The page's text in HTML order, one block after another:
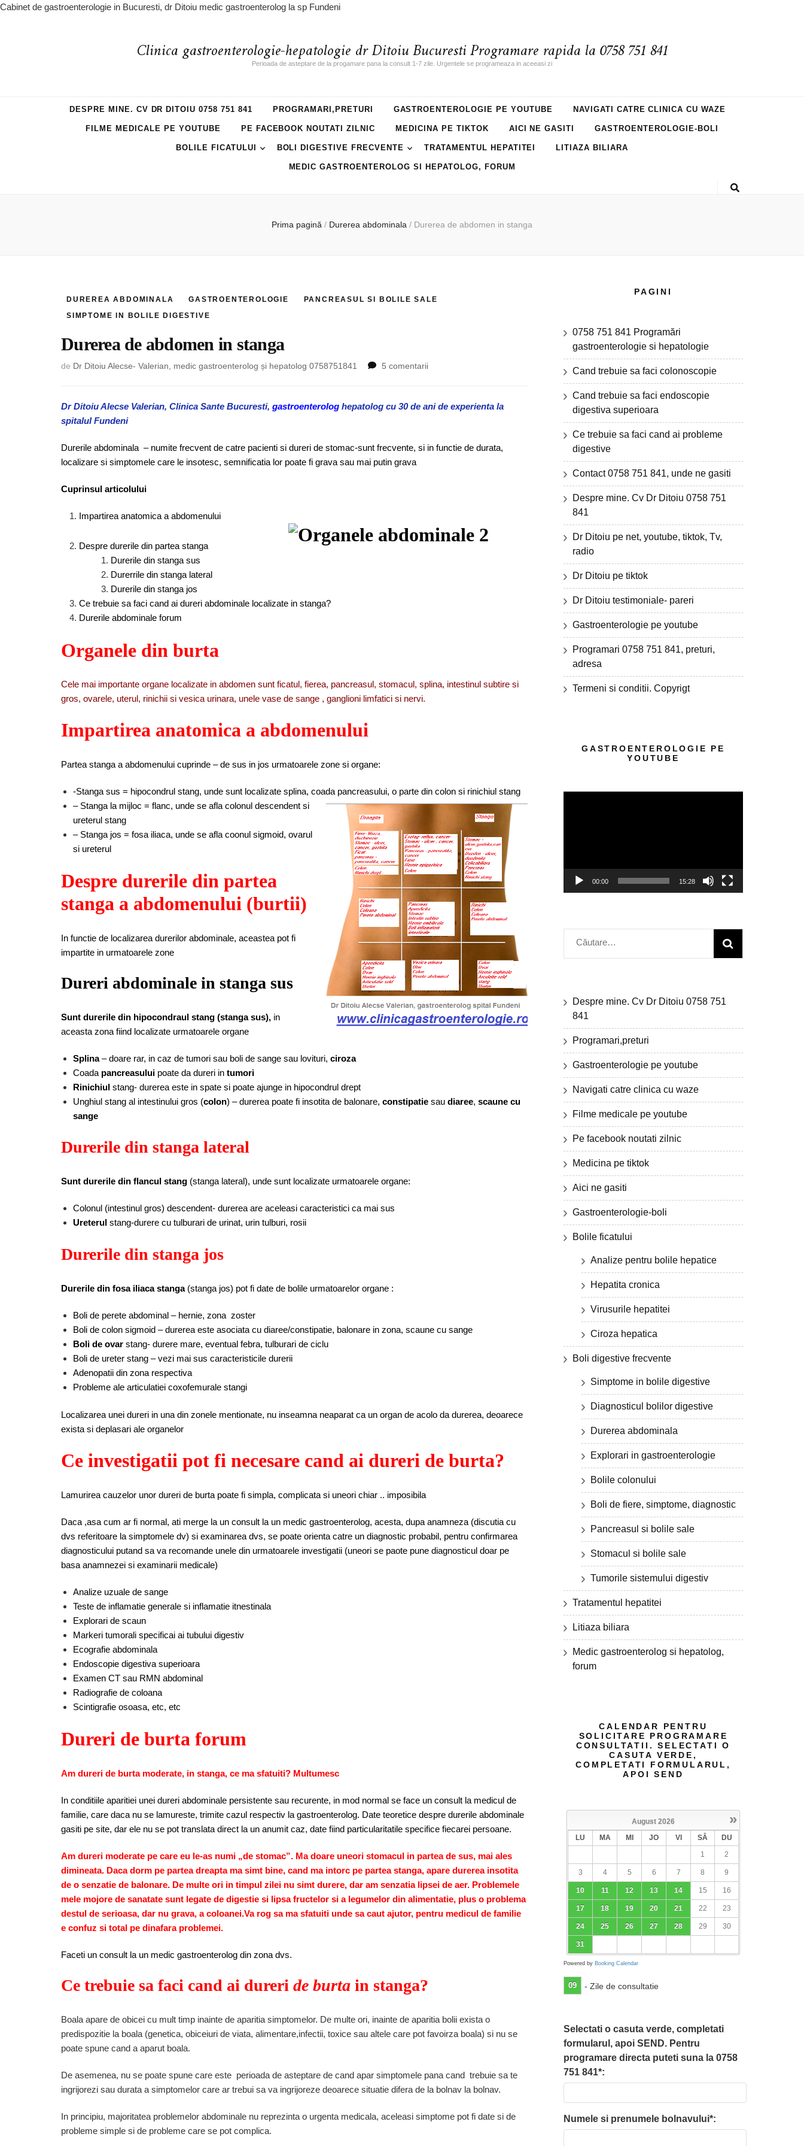
Cabinet de gastroenterologie in Bucuresti, dr Ditoiu medic gastroenterolog la sp Fundeni
Clinica gastroenterologie-hepatologie dr Ditoiu Bucuresti Programare rapida la 0758 751 841
Perioada de asteptare de la progamare pana la consult 1-7 zile. Urgentele se programeaza in aceeasi zi
DESPRE MINE. CV DR DITOIU 0758 751 841 PROGRAMARI,PRETURI GASTROENTEROLOGIE PE YOUTUBE NAVIGATI CATRE CLINICA CU WAZE
FILME MEDICALE PE YOUTUBE PE FACEBOOK NOUTATI ZILNIC MEDICINA PE TIKTOK AICI NE GASITI GASTROENTEROLOGIE-BOLI
BOLILE FICATULUI BOLI DIGESTIVE FRECVENTE TRATAMENTUL HEPATITEI LITIAZA BILIARA
MEDIC GASTROENTEROLOG SI HEPATOLOG, FORUM
Prima pagină / Durerea abdominala / Durerea de abdomen in stanga
DUREREA ABDOMINALA GASTROENTEROLOGIE
PANCREASUL SI BOLILE SALE
SIMPTOME IN BOLILE DIGESTIVE
Durerea de abdomen in stanga
de Dr Ditoiu Alecse- Valerian, medic gastroenterolog și hepatolog 0758751841 5 comentariila
abdomen
Dr Ditoiu Alecse Valerian, Clinica Sante Bucuresti, gastroenterolog hepatolog cu 30 de ani de experienta la
spitalul Fundeni
Durerile abdominala – numite frecvent de catre pacienti si dureri de stomac-sunt frecvente, si in functie de durata,
localizare si simptomele care le insotesc, semnificatia lor poate fi grava sau mai putin grava
Cuprinsul articolului
Impartirea anatomica a abdomenului
Despre durerile din partea stanga
Durerile din stanga sus
Durerrile din stanga lateral
Durerile din stanga jos
Ce trebuie sa faci cand ai dureri abdominale localizate in stanga?
Durerile abdominale forum
Organele din burta
Cele mai importante organe localizate in abdomen sunt ficatul, fierea, pancreasul, stomacul, splina, intestinul subtire si
gros, ovarele, uterul, rinichii si vesica urinara, unele vase de sange , ganglioni limfatici si nervi.
Impartirea anatomica a abdomenului
Partea stanga a abdomenului cuprinde – de sus in jos urmatoarele zone si organe:
-Stanga sus = hipocondrul stang, unde sunt localizate splina, coada pancreasului, o parte din colon si rinichiul stang
– Stanga la mijloc = flanc, unde se afla colonul descendent si
ureterul stang
– Stanga jos = fosa iliaca, unde se afla coonul sigmoid, ovarul
si ureterul
Despre durerile din partea
stanga a abdomenului (burtii)
In functie de localizarea durerilor abdominale, aceastea pot fi
impartite in urmatoarele zone
Dureri abdominale in stanga sus
Sunt durerile din hipocondraul stang (stanga sus), in
aceasta zona fiind localizate urmatoarele organe
Splina– doare rar, in caz de tumori sau boli de sange sau lovituri, ciroza
Coada pancreasului poate da dureri in tumori
Rinichiul stang- durerea este in spate si poate ajunge in hipocondrul drept
Unghiul stang al intestinului gros (colon) – durerea poate fi insotita de balonare, constipatie sau diaree, scaune cu
sange
Durerile din stanga lateral
Sunt durerile din flancul stang (stanga lateral), unde sunt localizate urmatoarele organe:
Colonul (intestinul gros) descendent- durerea are aceleasi caracteristici ca mai sus
Ureterul stang-durere cu tulburari de urinat, urin tulburi, rosii
Durerile din stanga jos
Durerile din fosa iliaca stanga(stanga jos) pot fi date de bolile urmatoarelor organe :
Boli de perete abdominal – hernie, zona zoster
Boli de colon sigmoid – durerea este asociata cu diaree/constipatie, balonare in zona, scaune cu sange
Boli de ovar stang- durere mare, eventual febra, tulburari de ciclu
Boli de ureter stang – vezi mai sus caracteristicile durerii
Adenopatii din zona respectiva
Probleme ale articulatiei coxofemurale stangi
Localizarea unei dureri in una din zonele mentionate, nu inseamna neaparat ca un organ de acolo da durerea, deoarece
exista si deplasari ale organelor
Ce investigatii pot fi necesare cand ai dureri de burta?
Lamurirea cauzelor unor dureri de burta poate fi simpla, complicata si uneori chiar .. imposibila
Daca ,asa cum ar fi normal, ati merge la un consult la un medic gastroenterolog, acesta, dupa anamneza (discutia cu
dvs referitoare la simptomele dv) si examinarea dvs, se poate orienta catre un diagnostic probabil, pentru confirmarea
diagnosticului putand sa va recomande unele din urmatoarele investigatii (uneori se paote pune diagnosticul doar pe
basa anamnezei si examinarii medicale)
Analize uzuale de sange
Teste de inflamatie generale si inflamatie itnestinala
Explorari de scaun
Markeri tumorali specificai ai tubului digestiv
Ecografie abdominala
Endoscopie digestiva superioara
Examen CT sau RMN abdominal
Radiografie de coloana
Scintigrafie osoasa, etc, etc
Dureri de burta forum
Am dureri de burta moderate, in stanga, ce ma sfatuiti? Multumesc
In conditiile aparitiei unei dureri abdominale persistente sau recurente, in mod normal se face un consult la medicul de
familie, care daca nu se lamureste, trimite cazul respectiv la gastroenterolog. Date teoretice despre durerile abdominale
gasiti pe site, dar ele nu se pot translata direct la un anumit caz, date fiind particularitatile specifice fiecarei persoane.
Am dureri moderate pe care eu le-as numi „de stomac”. Ma doare uneori stomacul in partea de sus, mai ales
dimineata. Daca dorm pe partea dreapta ma simt bine, cand ma intorc pe partea stanga, apare durerea insotita
de o senzatie de balonare. De multe ori in timpul zilei nu simt durere, dar am senzatia lipsei de aer. Problemele
mele mojore de sanatate sunt legate de digestie si lipsa fructelor si a legumelor din alimentatie, plus o problema
destul de serioasa, dar nu grava, a coloanei.Va rog sa ma sfatuiti unde sa caut ajutor, pentru medicul de familie
e confuz si total pe dinafara problemei.
Faceti un consult la un medic gastroenterolog din zona dvs.
Ce trebuie sa faci cand ai dureri de burta in stanga?
Boala apare de obicei cu mult timp inainte de aparitia simptomelor. De multe ori, inainte de aparitia bolii exista o
predispozitie la boala (genetica, obiceiuri de viata, alimentare,infectii, toxice sau altele care pot favoirza boala) si nu se
poate spune cand a aparut boala.
De asemenea, nu se poate spune care este perioada de asteptare de cand apar simptomele pana cand trebuie sa te
ingrijorezi sau durata a simptomelor care ar trebui sa va ingrijoreze deoarece situatie difera de la bolnav la bolnav.
In principiu, majoritatea problemelor abdominale nu reprezinta o urgenta medicala, aceleasi simptome pot fi date si de
probleme simple si de probleme care se pot complica.
PAGINI
0758 751 841 Programări
gastroenterologie si hepatologie
Cand trebuie sa faci colonoscopie
Cand trebuie sa faci endoscopie
digestiva superioara
Ce trebuie sa faci cand ai probleme
digestive
Contact 0758 751 841, unde ne gasiti
Despre mine. Cv Dr Ditoiu 0758 751
841
Dr Ditoiu pe net, youtube, tiktok, Tv,
radio
Dr Ditoiu pe tiktok
Dr Ditoiu testimoniale- pareri
Gastroenterologie pe youtube
Programari 0758 751 841, preturi,
adresa
Termeni si conditii. Copyrigt
GASTROENTEROLOGIE PE
YOUTUBE
00:00 15:28
Caută
după:
Despre mine. Cv Dr Ditoiu 0758 751
841
Programari,preturi
Gastroenterologie pe youtube
Navigati catre clinica cu waze
Filme medicale pe youtube
Pe facebook noutati zilnic
Medicina pe tiktok
Aici ne gasiti
Gastroenterologie-boli
Bolile ficatului
Analize pentru bolile hepatice
Hepatita cronica
Virusurile hepatitei
Ciroza hepatica
Boli digestive frecvente
Simptome in bolile digestive
Diagnosticul bolilor digestive
Durerea abdominala
Explorari in gastroenterologie
Bolile colonului
Boli de fiere, simptome, diagnostic
Pancreasul si bolile sale
Stomacul si bolile sale
Tumorile sistemului digestiv
Tratamentul hepatitei
Litiaza biliara
Medic gastroenterolog si hepatolog,
forum
CALENDAR PENTRU
SOLICITARE PROGRAMARE
CONSULTATII. SELECTATI O
CASUTA VERDE,
COMPLETATI FORMULARUL,
APOI SEND
»
August 2026
LU
MA MI JO VI SÂ
DU
1
2
3 4 5 6 7 8 9
10 11 12 13 14 15 16
17 18 19 20 21 22 23
24 25 26 27 28 29 30
31
Powered by Booking Calendar
09 - Zile de consultatie
Selectati o casuta verde, completati
formularul, apoi SEND. Pentru
programare directa puteti suna la 0758
751 841*:
Numele si prenumele bolnavului*: